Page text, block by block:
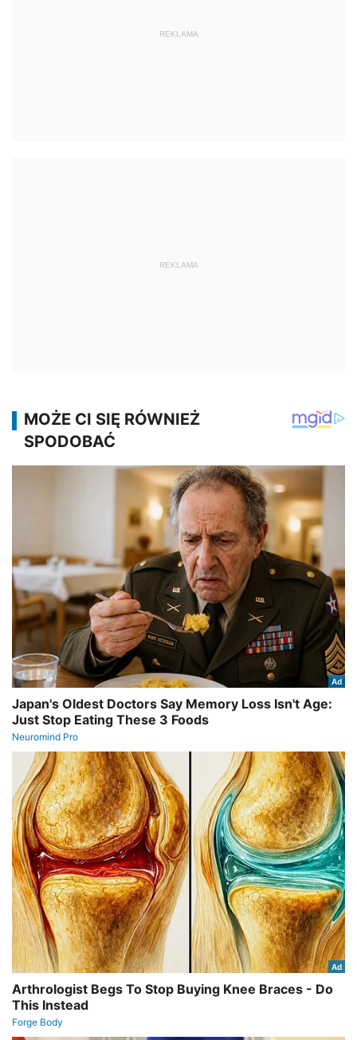
REKLAMA
REKLAMA